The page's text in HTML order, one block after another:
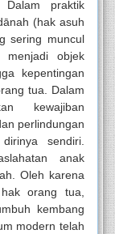
praktik
(hak asuh
sering muncul
menjadi objek
kepentingan
tua. Dalam
kewajiban
perlindungan
sendiri.
anak
Oleh karena
orang tua,
kembang
modern telah